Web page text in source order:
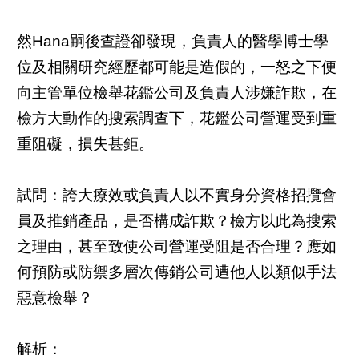
然Hana嗣後查證卻發現，負責人的醫學博士學
位及相關研究經歷都可能是造假的，一怒之下便
向主管單位檢舉花鑑公司及負責人涉嫌詐欺，在
檢方大動作的搜索調查下，花鑑公司營運受到重
重阻礙，損失甚鉅。
試問：誇大療效或負責人以不實身分資格招攬會
員及推銷產品，是否構成詐欺？檢方以此為搜索
之理由，甚至致使公司營運受阻是否合理？應如
何預防或防禦多層次傳銷公司遭他人以類似手法
惡意檢舉？
解析：